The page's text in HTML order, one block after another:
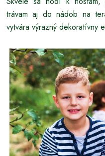
trávam aj do nádob na
vytvára výrazný dekoratívny